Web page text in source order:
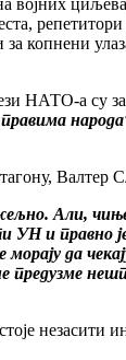
копнени
НАТО-а
Али,
УН и
да
предузме